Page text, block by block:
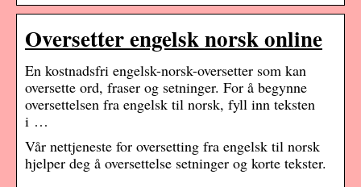
Oversetter engelsk norsk online
En kostnadsfri engelsk-norsk-oversetter som kan
oversette ord, fraser og setninger. For å begynne
oversettelsen fra engelsk til norsk, fyll inn teksten
i …
Vår nettjeneste for oversetting fra engelsk til norsk
hjelper deg å oversettelse setninger og korte tekster.